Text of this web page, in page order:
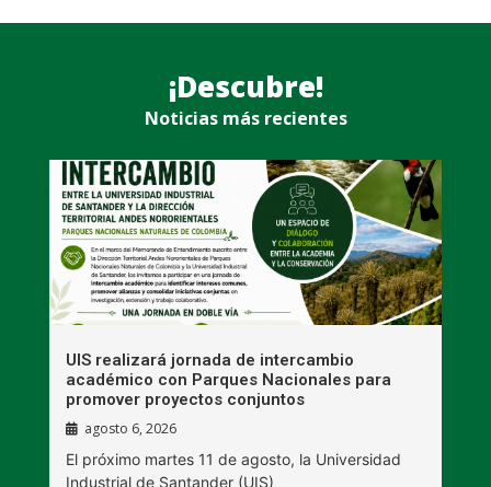
¡Descubre!
Noticias más recientes
UIS realizará jornada de intercambio
académico con Parques Nacionales para
promover proyectos conjuntos
agosto 6, 2026
El próximo martes 11 de agosto, la Universidad
Industrial de Santander (UIS)